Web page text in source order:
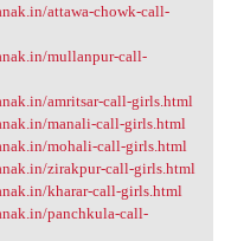
attawa-chowk-call-
mullanpur-call-
amritsar-call-girls.html
manali-call-girls.html
mohali-call-girls.html
zirakpur-call-girls.html
kharar-call-girls.html
panchkula-call-